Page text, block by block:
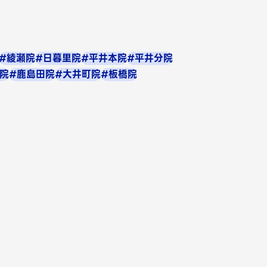
綾瀬院#日暮里院#平井本院#平井分院
#鹿島田院#大井町院#板橋院